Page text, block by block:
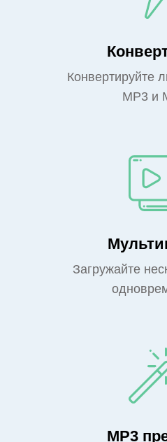
Конвертируйте
MP3 и
Загружайте
MP3